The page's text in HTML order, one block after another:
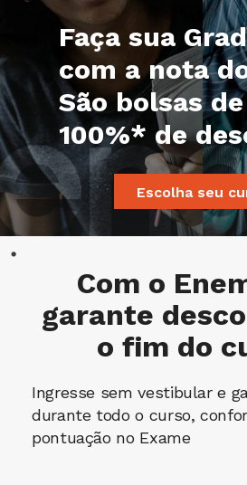
Faça sua
com a nota
São bolsas
100%* de
Escolha seu
Com o
garante
o fim do
Ingresse sem vestibular e
durante todo o curso,
pontuação no Exame